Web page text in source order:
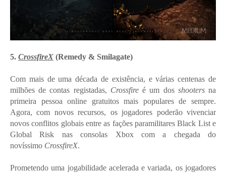
5. CrossfireX (Remedy & Smilagate)
Com mais de uma década de existência, e várias centenas de
milhões de contas registadas, Crossfireé um dos shootersna
primeira pessoa online gratuitos mais populares de sempre.
Agora, com novos recursos, os jogadores poderão vivenciar
novos conflitos globais entre as fações paramilitares Black List e
Global Risk nas consolas Xbox com a chegada do
novíssimo CrossfireX.
Prometendo uma jogabilidade acelerada e variada, os jogadores